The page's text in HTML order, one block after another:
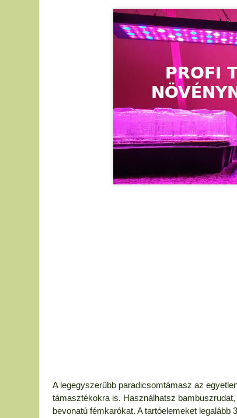
A legegyszerűbb paradicsomtámasz az
támasztékokra is. Használhatsz
bevonatú fémkarókat. A tartóelemeket